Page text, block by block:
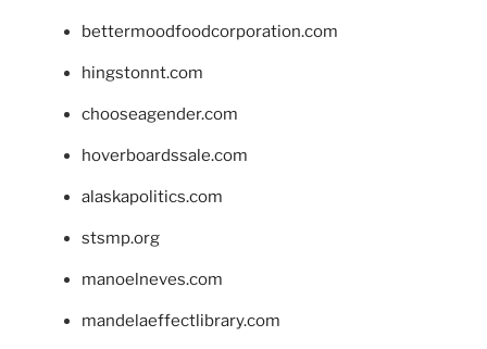
bettermoodfoodcorporation.com
hingstonnt.com
chooseagender.com
hoverboardssale.com
alaskapolitics.com
stsmp.org
manoelneves.com
mandelaeffectlibrary.com